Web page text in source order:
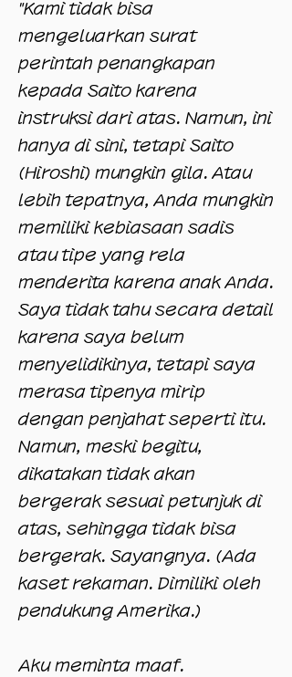
"Kami tidak bisa
mengeluarkan surat
perintah penangkapan
kepada Saito karena
instruksi dari atas. Namun, ini
hanya di sini, tetapi Saito
(Hiroshi) mungkin gila. Atau
lebih tepatnya, Anda mungkin
memiliki kebiasaan sadis
atau tipe yang rela
menderita karena anak Anda.
Saya tidak tahu secara detail
karena saya belum
menyelidikinya, tetapi saya
merasa tipenya mirip
dengan penjahat seperti itu.
Namun, meski begitu,
dikatakan tidak akan
bergerak sesuai petunjuk di
atas, sehingga tidak bisa
bergerak. Sayangnya. (Ada
kaset rekaman. Dimiliki oleh
pendukung Amerika.)
Aku meminta maaf.